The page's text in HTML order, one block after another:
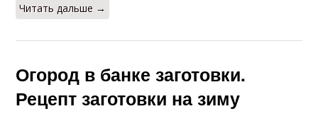
Читать дальше →
Огород в банке заготовки.
Рецепт заготовки на зиму